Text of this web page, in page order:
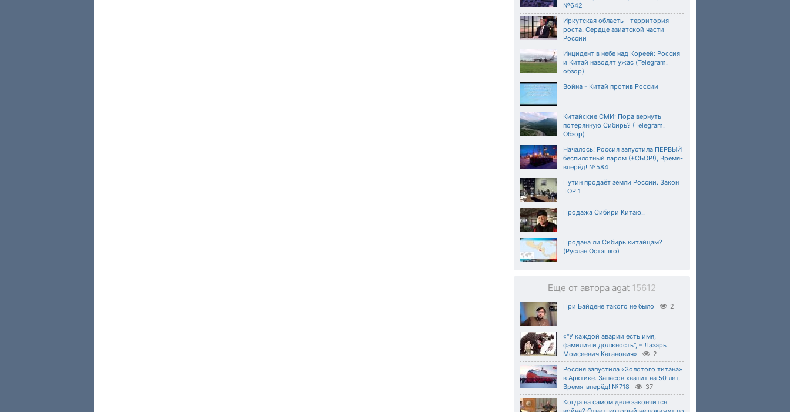
№642
Иркутская область - территория
роста. Сердце азиатской части
России
Инцидент в небе над Кореей: Россия
и Китай наводят ужас (Telegram.
обзор)
Война - Китай против России
Китайские СМИ: Пора вернуть
потерянную Сибирь? (Telegram.
Обзор)
Началось! Россия запустила ПЕРВЫЙ
беспилотный паром (+СБОР!), Время-
вперёд! №584
Путин продаёт земли России. Закон
ТОР 1
Продажа Сибири Китаю..
Продана ли Сибирь китайцам?
(Руслан Осташко)
Еще от автора agat 15612
При Байдене такого не было 2
«"У каждой аварии есть имя,
фамилия и должность", – Лазарь
Моисеевич Каганович»
2
Россия запустила «Золотого титана»
в Арктике. Запасов хватит на 50 лет,
Время-вперёд! №718
37
Когда на самом деле закончится